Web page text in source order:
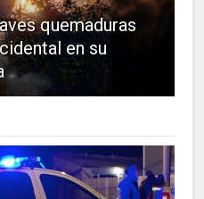
quemaduras
en su